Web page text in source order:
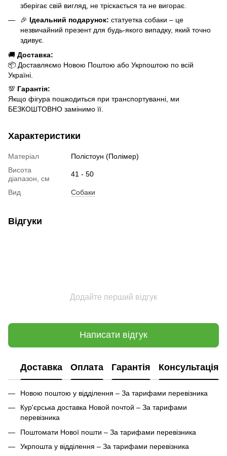
зберігає свій вигляд, не тріскається та не вигорає.
🎉 Ідеальний подарунок: статуетка собаки – це
незвичайний презент для будь-якого випадку, який точно
здивує.
🚚 Доставка:
📦 Доставляємо Новою Поштою або Укрпоштою по всій
Україні.
💯 Гарантія:
Якщо фігура пошкодиться при транспортуванні, ми
БЕЗКОШТОВНО замінимо її.
Характеристики
Матеріал
Полістоун (Полімер)
Висота
діапазон, см
41 - 50
Вид Собаки
Відгуки
Додайте перший відгук
Написати відгук
Доставка Оплата Гарантія Консультація
Новою поштою у відділення – За тарифами перевізника
Кур'єрська доставка Новой почтой – За тарифами
перевізника
Поштомати Нової пошти – За тарифами перевізника
Укрпошта у відділення – За тарифами перевізника